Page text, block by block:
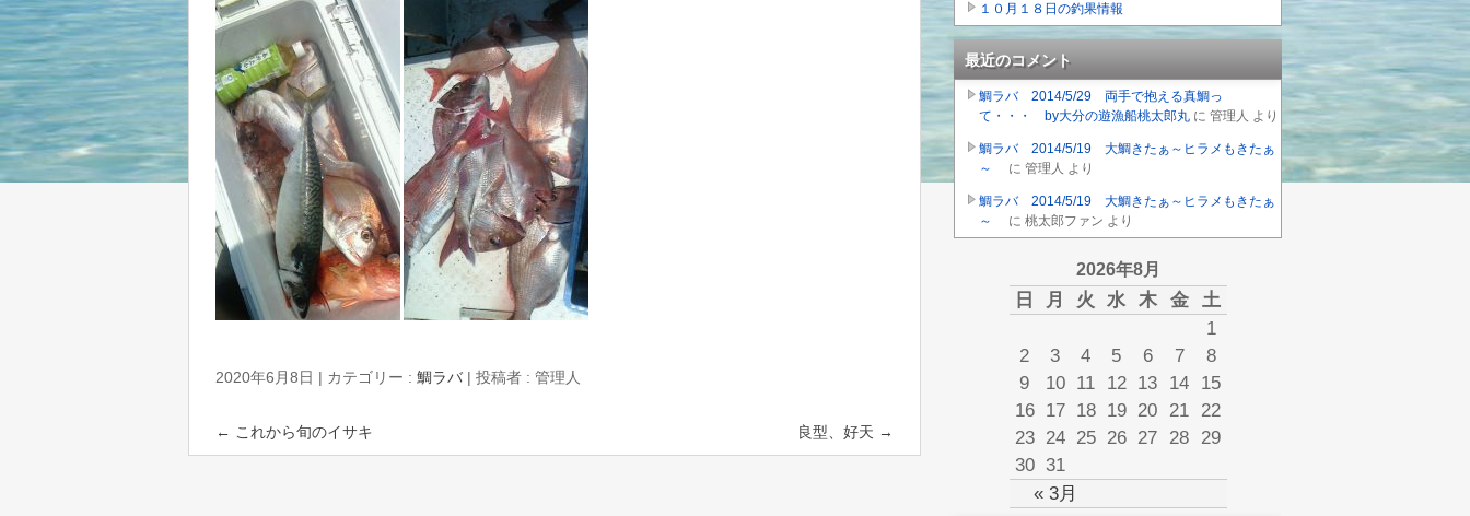
2020年6月8日 | カテゴリー :鯛ラバ |投稿者 : 管理人
← これから旬のイサキ 良型、好天 →
１０月１８日の釣果情報
最近のコメント
鯛ラバ 2014/5/29 両手で抱える真鯛っ
て・・・ by大分の遊漁船桃太郎丸 に 管理人 より
鯛ラバ 2014/5/19 大鯛きたぁ～ヒラメもきたぁ
～
に 管理人 より
鯛ラバ 2014/5/19 大鯛きたぁ～ヒラメもきたぁ
～
に 桃太郎ファン より
2026年8月
日 月 火 水 木 金 土
« 3月
1
2
3 4 5 6 7
8
9
10 11 12 13 14 15
16 17 18 19 20 21 22
23 24 25 26 27 28 29
30 31